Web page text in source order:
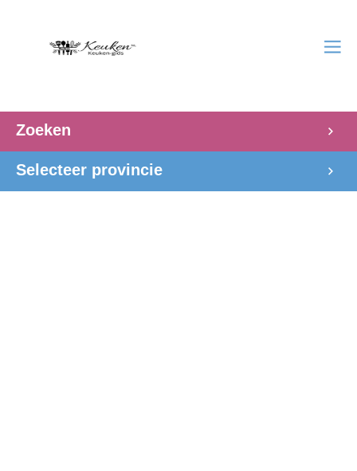
Zoeken
Selecteer provincie